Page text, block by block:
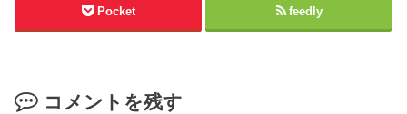
Pocket feedly
コメントを残す